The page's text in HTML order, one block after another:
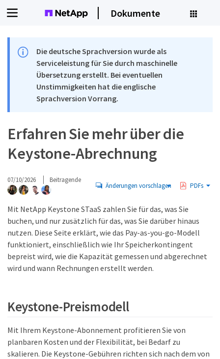
Dokumente
Die deutsche Sprachversion wurde als
Serviceleistung für Sie durch maschinelle
Übersetzung erstellt. Bei eventuellen
Unstimmigkeiten hat die englische
Sprachversion Vorrang.
Erfahren Sie mehr über die
Keystone-Abrechnung
07/10/2026 Beitragende
Änderungen vorschlagen PDFs
Mit NetApp Keystone STaaS zahlen Sie für das, was Sie
buchen, und nur zusätzlich für das, was Sie darüber hinaus
nutzen. Diese Seite erklärt, wie das Pay-as-you-go-Modell
funktioniert, einschließlich wie Ihr Speicherkontingent
bepreist wird, wie die Kapazität gemessen und abgerechnet
wird und wann Rechnungen erstellt werden.
Keystone-Preismodell
Mit Ihrem Keystone-Abonnement profitieren Sie von
planbaren Kosten und der Flexibilität, bei Bedarf zu
skalieren. Die Keystone-Gebühren richten sich nach dem von